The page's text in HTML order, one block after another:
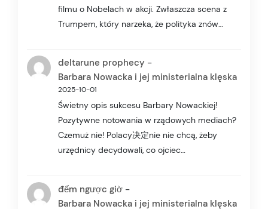
filmu o Nobelach w akcji. Zwłaszcza scena z
Trumpem, który narzeka, że polityka znów…
deltarune prophecy -
Barbara Nowacka i jej ministerialna klęska
2025-10-01
Świetny opis sukcesu Barbary Nowackiej!
Pozytywne notowania w rządowych mediach?
Czemuż nie! Polacy决定nie nie chcą, żeby
urzędnicy decydowali, co ojciec…
đếm ngược giờ -
Barbara Nowacka i jej ministerialna klęska